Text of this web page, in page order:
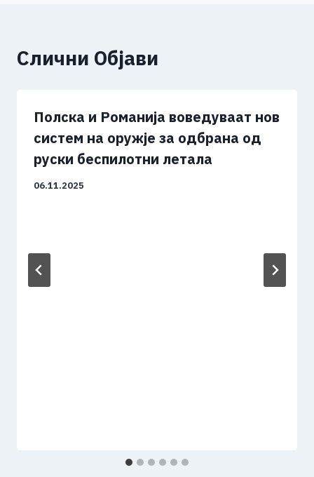
Слични Објави
Полска и Романија воведуваат нов
систем на оружје за одбрана од
руски беспилотни летала
06.11.2025